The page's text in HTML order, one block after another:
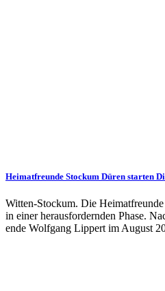
Heimatfreunde Stockum Düren starten
Witten-Stockum. Die
in einer heraus­for­dern­den Phase.
ende Wolfgang Lippert im Aug­ust